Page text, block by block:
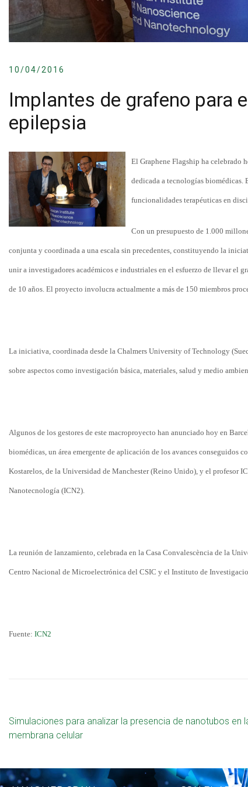
10/04/2016
Implantes de grafeno para
epilepsia
El Graphene Flagship ha celebrado
dedicada a tecnologías biomédicas.
funcionalidades terapéuticas en
Con un presupuesto de 1.000
conjunta y coordinada a una escala sin precedentes, constituyendo la
unir a investigadores académicos e industriales en el esfuerzo de llevar el
de 10 años. El proyecto involucra actualmente a más de 150 miembros
La iniciativa, coordinada desde la Chalmers University of Technology
sobre aspectos como investigación básica, materiales, salud y medio
Algunos de los gestores de este macroproyecto han anunciado hoy en
biomédicas, un área emergente de aplicación de los avances
Kostarelos, de la Universidad de Manchester (Reino Unido), y el profesor
Nanotecnología (ICN2).
La reunión de lanzamiento, celebrada en la Casa Convalescència de la
Centro Nacional de Microelectrónica del CSIC y el Instituto de
Fuente: ICN2
Simulaciones para analizar la presencia de nanotubos en
membrana celular